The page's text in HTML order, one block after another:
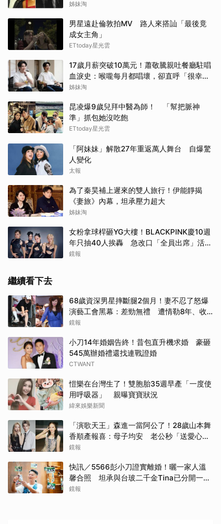
姊妹淘
男星遠赴倫敦拍MV 路人來搭訕「最後竟
成女主角」
ETtoday星光雲
17歲月薪突破10萬元！蕭敬騰親吐餐廳駐唱
血淚史：喉嚨每月都唱壞，卻直呼「很幸
福」
姊妹淘
昆凌爆9歲兒拜中醫為師！ 「幫把脈神
準」抓包她沒吃飽
ETtoday星光雲
「阿妹妹」解散27年重返萬人舞台 自爆驚
人變化
太報
為了秦昊補上遲來的雙人旅行！伊能靜揭
《妻旅》內幕，坦承壓力超大
姊妹淘
女粉拿球桿砸YG大樓！BLACKPINK慶10週
年只抽40人挨轟 急改口「全員出席」活動
場地曝光了
鏡報
繼續看下去
68歲資深男星摔斷腿2個月！妻不忍了怒爆
演藝工會黑幕：差勁無禮 遭情勒8年、收
二手探病禮
鏡報
小刀14年婚姻告終！昔包直升機求婚 豪砸
545萬辦婚禮還找連戰證婚
CTWANT
愷樂在台灣生了！雙胞胎35週早產「一度使
用呼吸器」 親曝寶寶狀況
緯來娛樂新聞
「演歌天王」森進一當阿公了！28歲山本舞
香順產報喜：母子均安 老公秒「送愛心」
閃炸
鏡報
快訊／5566彭小刀證實離婚！曬一家人溫
馨合照 坦承與台玻二千金Tina已分開一段
時間
鏡報